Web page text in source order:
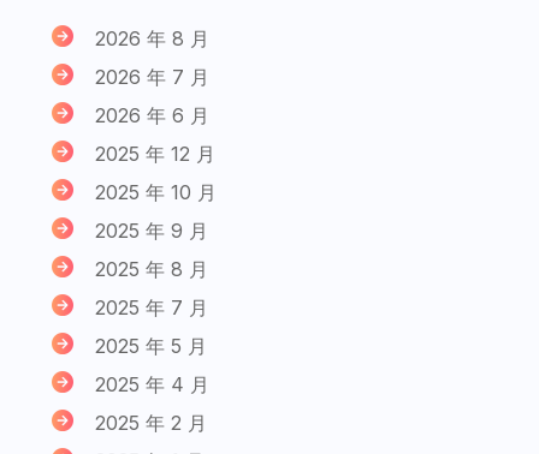
2026 年 8 月
2026 年 7 月
2026 年 6 月
2025 年 12 月
2025 年 10 月
2025 年 9 月
2025 年 8 月
2025 年 7 月
2025 年 5 月
2025 年 4 月
2025 年 2 月